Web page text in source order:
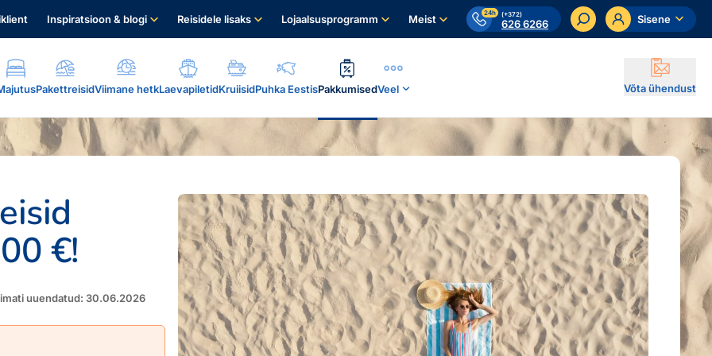
Inspiratsioon & blogi Reisidele lisaks Lojaalsusprogramm Meist 24h (+372)
626 6266 Sisene
PakettreisidViimane hetkLaevapiletidKruiisidPuhka EestisPakkumisedVeel Võta ühendust
€!
uuendatud: 30.06.2026